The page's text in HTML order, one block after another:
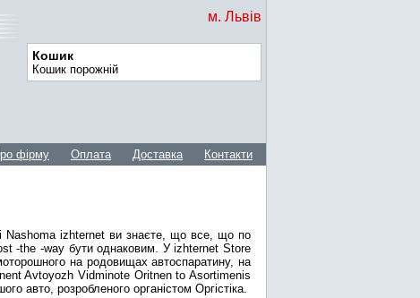
м. Львів
Кошик
Кошик порожній
фірму Оплата Доставка Контакти
Nashoma izhternet ви знаєте, що все, що по
-the -way бути однаковим. У izhternet Store
на родовищах автоспаратину, на
Avtoyozh Vidminote Oritnen to Asortimenis
авто, розробленого органістом Оргістіка.